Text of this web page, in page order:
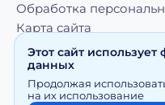
Обработка
Карта сайта
использование
doktor.org возможно
Этот сайт
данных
Продолжая
на их использование